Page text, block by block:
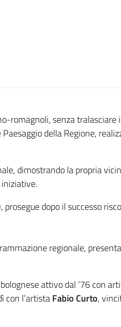
romagnoli, senza
della Regione,
dimostrando la propria
dopo il successo
regionale,
attivo dal ’76 con
con l’artistaFabio Curto,